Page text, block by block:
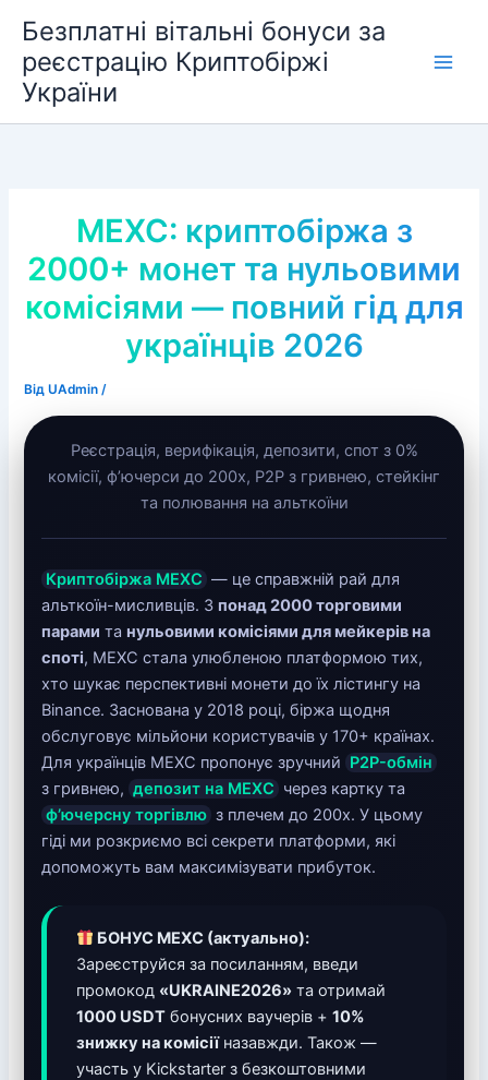
вмісту
Безплатні вітальні бонуси за
реєстрацію Криптобіржі
України
MEXC: криптобіржа з
2000+ монет та нульовими
комісіями — повний гід для
українців 2026
ВідUAdmin/
Реєстрація, верифікація, депозити, спот з 0%
комісії, ф’ючерси до 200x, P2P з гривнею, стейкінг
та полювання на альткоїни
Криптобіржа MEXC — це справжній рай для
альткоїн-мисливців. Зпонад 2000 торговими
парами танульовими комісіями для мейкерів на
споті, MEXC стала улюбленою платформою тих,
хто шукає перспективні монети до їх лістингу на
Binance. Заснована у 2018 році, біржа щодня
обслуговує мільйони користувачів у 170+ країнах.
Для українців MEXC пропонує зручний P2P-обмін
з гривнею, депозит на MEXC через картку та
ф’ючерсну торгівлю з плечем до 200x. У цьому
гіді ми розкриємо всі секрети платформи, які
допоможуть вам максимізувати прибуток.
БОНУС MEXC (актуально):
Зареєструйся за посиланням, введи
промокод «UKRAINE2026»та отримай
1000 USDTбонусних ваучерів + 10%
знижку на комісіїназавжди. Також —
участь у Kickstarter з безкоштовними